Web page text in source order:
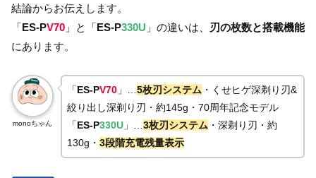
結論からお伝えします。
「ES-PV70 」と「ES-P330U 」の違いは、 刃の枚数と搭載機能
にあります。
monoちゃん
「ES-PV70 」… 5枚刃システム ・くせヒゲ深剃り刃&
絞り出し深剃り刃・約145g・70周年記念モデル
「ES-P330U 」… 3枚刃システム ・深剃り刃・約
130g・ 3段階充電残量表示